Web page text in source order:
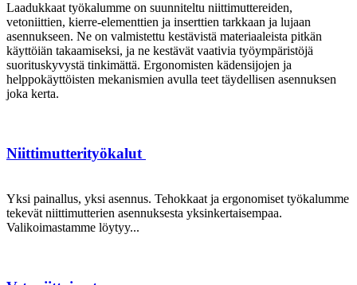
Laadukkaat työkalumme on suunniteltu niittimuttereiden,
vetoniittien, kierre-elementtien ja inserttien tarkkaan ja lujaan
asennukseen. Ne on valmistettu kestävistä materiaaleista pitkän
käyttöiän takaamiseksi, ja ne kestävät vaativia työympäristöjä
suorituskyvystä tinkimättä. Ergonomisten kädensijojen ja
helppokäyttöisten mekanismien avulla teet täydellisen asennuksen
joka kerta.
Niittimutterityökalut
Yksi painallus, yksi asennus. Tehokkaat ja ergonomiset työkalumme
tekevät niittimutterien asennuksesta yksinkertaisempaa.
Valikoimastamme löytyy...